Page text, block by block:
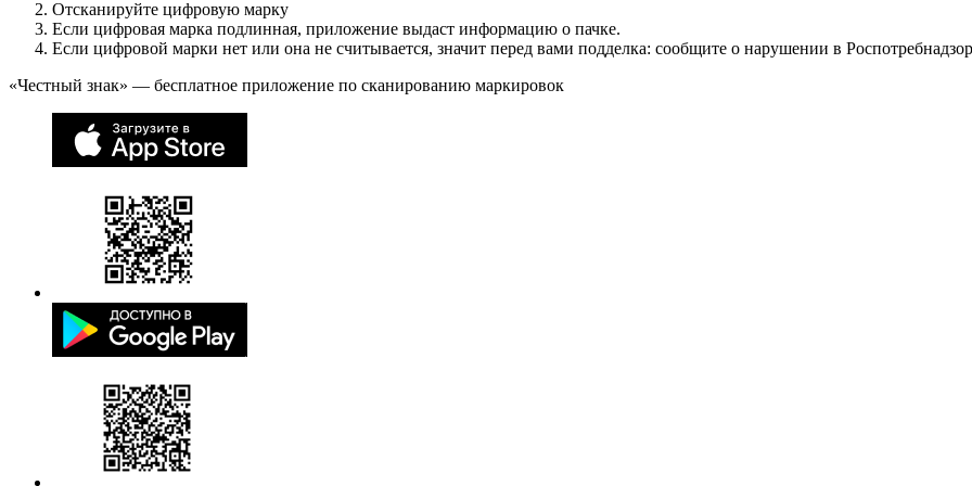
Отсканируйте цифровую марку
Если цифровая марка подлинная, приложение выдаст информацию о пачке.
Если цифровой марки нет или она не считывается, значит перед вами подделка: сообщите о нарушении в
«Честный знак» — бесплатное приложение по сканированию маркировок